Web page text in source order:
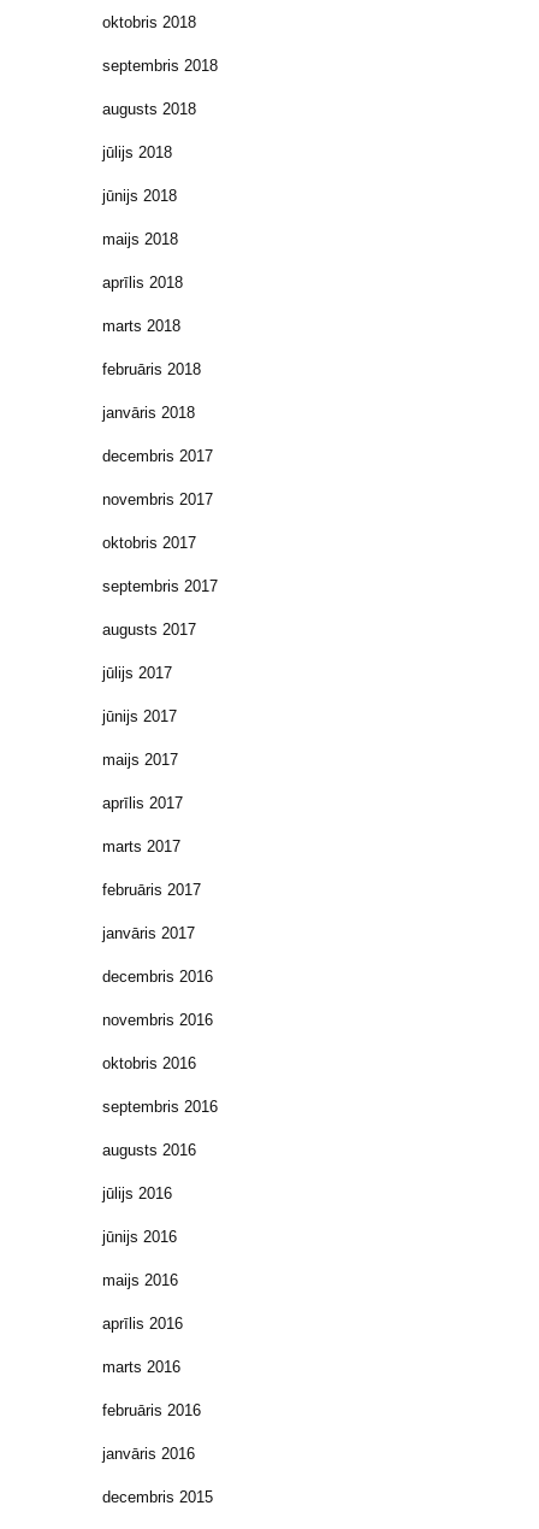
oktobris 2018
septembris 2018
augusts 2018
jūlijs 2018
jūnijs 2018
maijs 2018
aprīlis 2018
marts 2018
februāris 2018
janvāris 2018
decembris 2017
novembris 2017
oktobris 2017
septembris 2017
augusts 2017
jūlijs 2017
jūnijs 2017
maijs 2017
aprīlis 2017
marts 2017
februāris 2017
janvāris 2017
decembris 2016
novembris 2016
oktobris 2016
septembris 2016
augusts 2016
jūlijs 2016
jūnijs 2016
maijs 2016
aprīlis 2016
marts 2016
februāris 2016
janvāris 2016
decembris 2015